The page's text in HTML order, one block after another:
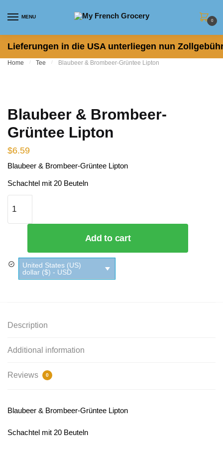
MENU
0
Lieferungen in die USA unterliegen nun
Home / Tee / Blaubeer & Brombeer-Grüntee Lipton
Blaubeer & Brombeer-
Grüntee Lipton
$6.59
Blaubeer & Brombeer-Grüntee Lipton
Schachtel mit 20 Beuteln
Add to cart
United States (US)
dollar ($) - USD
Description
Additional information
Reviews 0
Blaubeer & Brombeer-Grüntee Lipton
Schachtel mit 20 Beuteln